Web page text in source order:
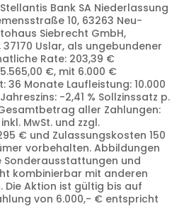
Bank SA Niederlassung
10, 63263 Neu-
Siebrecht GmbH,
37170 Uslar, als ungebundener
Rate: 203,39 €
€, mit 6.000 €
36 Monate Laufleistung: 10.000
-2,41 % Sollzinssatz p.
aller Zahlungen:
MwSt. und zzgl.
€ und Zulassungskosten 150
vorbehalten. Abbildungen
und
kombinierbar mit anderen
Die Aktion ist gültig bis auf
von 6.000,- € entspricht